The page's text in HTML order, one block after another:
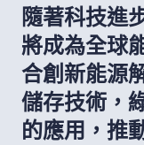
隨著科技進
將成為全球
合創新能源
儲存技術，
的應用，推